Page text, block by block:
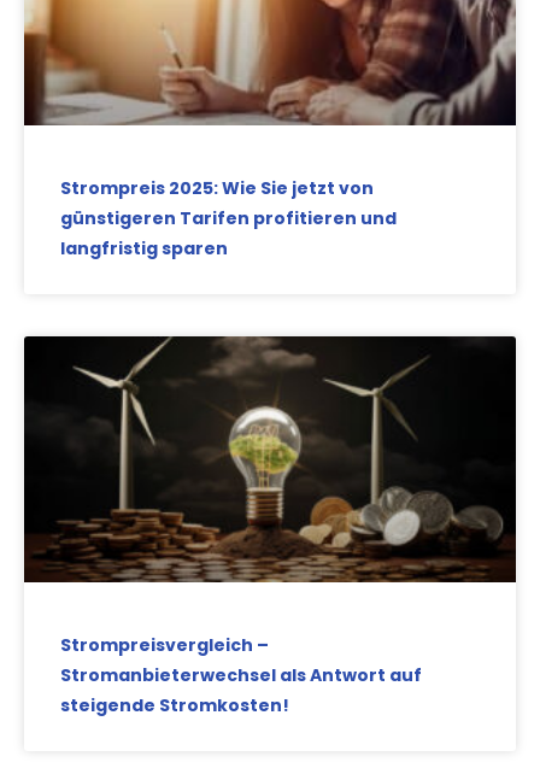
Strompreis 2025: Wie Sie jetzt von
günstigeren Tarifen profitieren und
langfristig sparen
Strompreisvergleich –
Stromanbieterwechsel als Antwort auf
steigende Stromkosten!